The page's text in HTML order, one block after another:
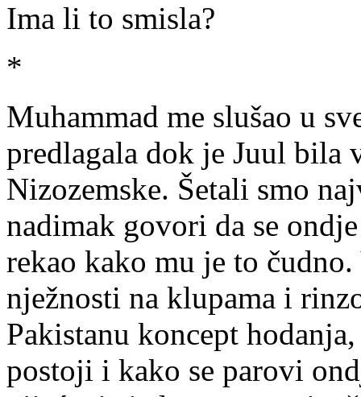
Ima li to smisla?
*
Muhammad me slušao u
predlagala dok je Juul bila
Nizozemske. Šetali smo
nadimak govori da se
rekao kako mu je to
nježnosti na klupama i
Pakistanu koncept
postoji i kako se parovi